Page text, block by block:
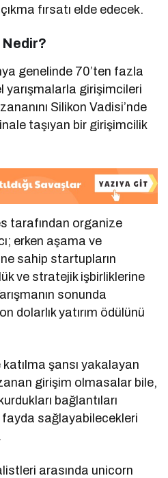
çıkma fırsatı elde edecek.
genelinde 70’ten fazla
yarışmalarla girişimcileri
Silikon Vadisi’nde
taşıyan bir girişimcilik
tarafından organize
erken aşama ve
sahip startupların
ve stratejik işbirliklerine
sonunda
dolarlık yatırım ödülünü
şansı yakalayan
girişim olmasalar bile,
bağlantıları
sağlayabilecekleri
arasında unicorn